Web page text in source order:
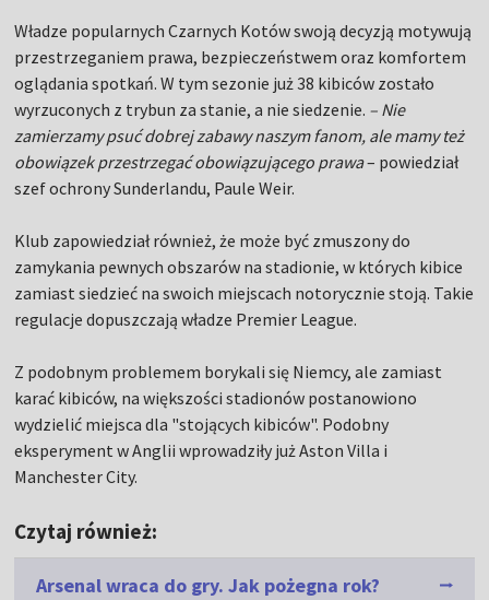
Władze popularnych Czarnych Kotów swoją decyzją motywują
przestrzeganiem prawa, bezpieczeństwem oraz komfortem
oglądania spotkań. W tym sezonie już 38 kibiców zostało
wyrzuconych z trybun za stanie, a nie siedzenie. – Nie
zamierzamy psuć dobrej zabawy naszym fanom, ale mamy też
obowiązek przestrzegać obowiązującego prawa– powiedział
szef ochrony Sunderlandu, Paule Weir.
Klub zapowiedział również, że może być zmuszony do
zamykania pewnych obszarów na stadionie, w których kibice
zamiast siedzieć na swoich miejscach notorycznie stoją. Takie
regulacje dopuszczają władze Premier League.
Z podobnym problemem borykali się Niemcy, ale zamiast
karać kibiców, na większości stadionów postanowiono
wydzielić miejsca dla "stojących kibiców". Podobny
eksperyment w Anglii wprowadziły już Aston Villa i
Manchester City.
Czytaj również:
Arsenal wraca do gry. Jak pożegna rok?